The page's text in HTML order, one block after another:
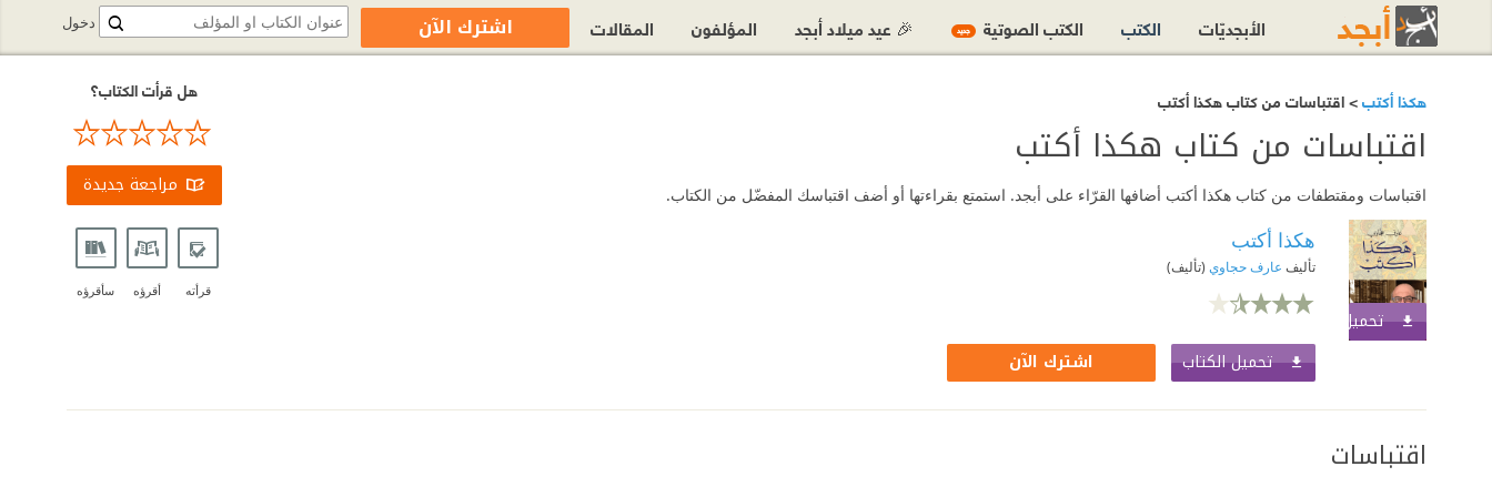
هكذا أكتب> اقتباسات من كتاب هكذا أكتب
اقتباسات من كتاب هكذا أكتب
اقتباسات ومقتطفات من كتاب هكذا أكتب أضافها القرّاء على أبجد. استمتع بقراءتها أو أضف اقتباسك المفضّل من الكتاب.
تحميل الكتاب اشترك الآن
هكذا أكتب
تأليف عارف حجاوي (تأليف)
تحميل الكتاب اشترك الآن
هل قرأت الكتاب؟
مراجعة جديدة
قرأته أقرؤه سأقرؤه
اقتباسات
دخول الأبجديّات الكتب الكتب الصوتية جديد 🎉 عيد ميلاد أبجد المؤلفون المقالات اشترك الآن